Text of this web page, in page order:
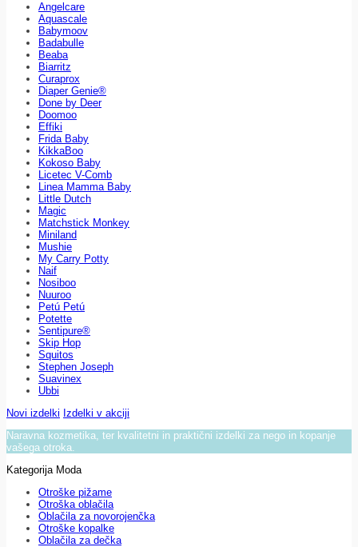
Angelcare
Aquascale
Babymoov
Badabulle
Beaba
Biarritz
Curaprox
Diaper Genie®
Done by Deer
Doomoo
Effiki
Frida Baby
KikkaBoo
Kokoso Baby
Licetec V-Comb
Linea Mamma Baby
Little Dutch
Magic
Matchstick Monkey
Miniland
Mushie
My Carry Potty
Naif
Nosiboo
Nuuroo
Petú Petú
Potette
Sentipure®
Skip Hop
Squitos
Stephen Joseph
Suavinex
Ubbi
Novi izdelki Izdelki v akciji
Naravna kozmetika, ter kvalitetni in praktični izdelki za nego in kopanje
vašega otroka.
Kategorija Moda
Otroške pižame
Otroška oblačila
Oblačila za novorojenčka
Otroške kopalke
Oblačila za dečka